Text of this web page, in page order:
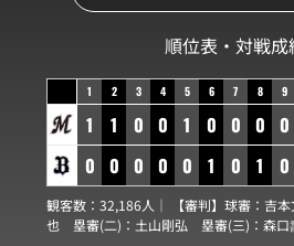
順位表・対戦成
1 2 3 4 5 6 7 8 9
1 1 0 0 1 0 0 0 0
0 0 0 0 0 1 0 1 0
観客数：32,186人｜ 【審判】球審： 吉本
也 塁審(二)： 土山剛弘 塁審(三)： 森口